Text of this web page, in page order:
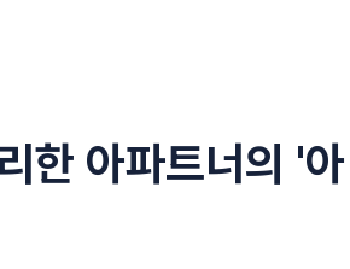
한 아파트너의 '아